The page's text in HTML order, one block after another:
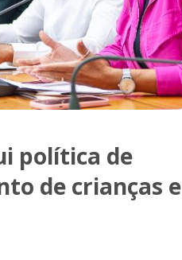
política de
de crianças e